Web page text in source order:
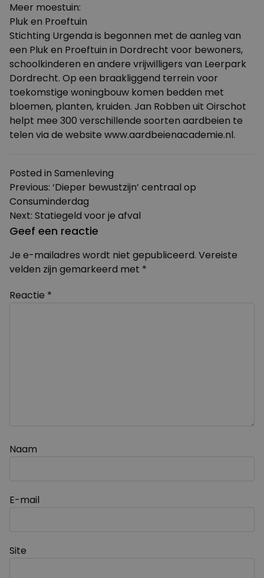
Meer moestuin:
Pluk en Proeftuin
Stichting Urgenda is begonnen met de aanleg van
een Pluk en Proeftuin in Dordrecht voor bewoners,
schoolkinderen en andere vrijwilligers van Leerpark
Dordrecht. Op een braakliggend terrein voor
toekomstige woningbouw komen bedden met
bloemen, planten, kruiden. Jan Robben uit Oirschot
helpt mee 300 verschillende soorten aardbeien te
telen via de website www.aardbeienacademie.nl.
Posted in Samenleving
Bericht
navigatie
Previous: ‘Dieper bewustzijn’ centraal op
Consuminderdag
Next: Statiegeld voor je afval
Geef een reactie
Je e-mailadres wordt niet gepubliceerd. Vereiste
velden zijn gemarkeerd met *
Reactie *
Naam
E-mail
Site